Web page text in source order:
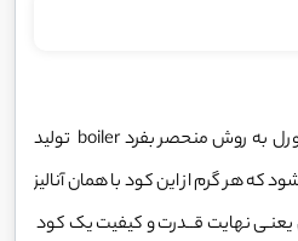
سری کود های پلی آمیکس آنورل به روش منحصر بفرد boiler تولید
هر گرم از این کود با همان آنالیز
یعنـی نهایت قــدرت و کیفیت یک کود